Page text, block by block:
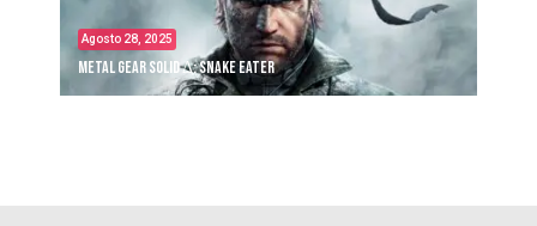
Agosto 28, 2025
Metal Gear Solid Δ: Snake Eater